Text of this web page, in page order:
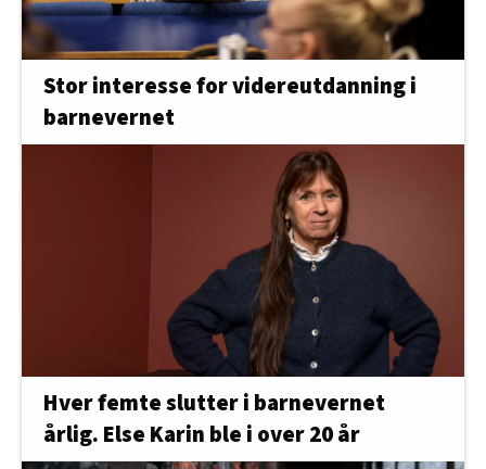
Stor interesse for videreutdanning i
barnevernet
Hver femte slutter i barnevernet
årlig. Else Karin ble i over 20 år